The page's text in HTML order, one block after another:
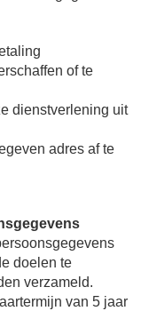
of te
dienstverlening uit
adres af te
doelen te
verzameld.
van 5 jaar